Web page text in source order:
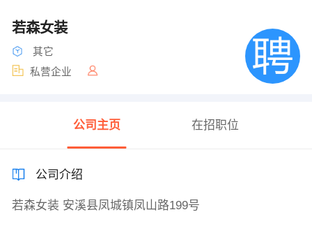
若森女装
其它
私营企业
公司主页 在招职位
公司介绍
若森女装 安溪县凤城镇凤山路199号